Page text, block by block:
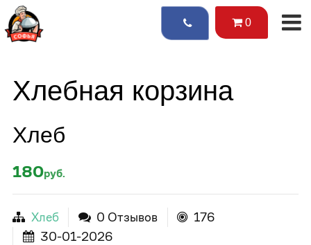
0
Хлебная корзина
Хлеб
180руб.
Хлеб 0 Отзывов
176
30-01-2026